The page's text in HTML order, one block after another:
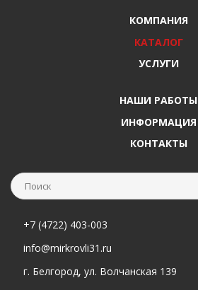
КОМПАНИЯ
КАТАЛОГ
УСЛУГИ
НАШИ РАБОТЫ
ИНФОРМАЦИЯ
КОНТАКТЫ
+7 (4722) 403-003
info@mirkrovli31.ru
г. Белгород, ул. Волчанская 139